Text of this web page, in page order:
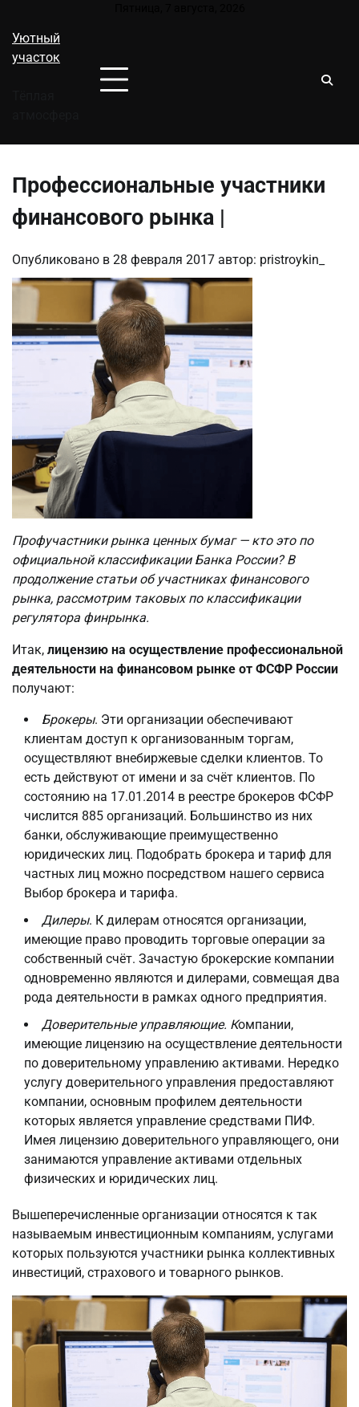
содержимому
Уютный
участок
Профессиональные участники
финансового рынка |
Опубликовано в 28 февраля 2017 автор: pristroykin_
Профучастники рынка ценных бумаг — кто это по
официальной классификации Банка России? В
продолжение статьи об участниках финансового
рынка, рассмотрим таковых по классификации
регулятора финрынка.
Итак, лицензию на осуществление профессиональной
деятельности на финансовом рынке от ФСФР России
получают:
Брокеры. Эти организации обеспечивают
клиентам доступ к организованным торгам,
осуществляют внебиржевые сделки клиентов. То
есть действуют от имени и за счёт клиентов. По
состоянию на 17.01.2014 в реестре брокеров ФСФР
числится 885 организаций. Большинство из них
банки, обслуживающие преимущественно
юридических лиц. Подобрать брокера и тариф для
частных лиц можно посредством нашего сервиса
Выбор брокера и тарифа.
Дилеры. К дилерам относятся организации,
имеющие право проводить торговые операции за
собственный счёт. Зачастую брокерские компании
одновременно являются и дилерами, совмещая два
рода деятельности в рамках одного предприятия.
Доверительные управляющие. Компании,
имеющие лицензию на осуществление деятельности
по доверительному управлению активами. Нередко
услугу доверительного управления предоставляют
компании, основным профилем деятельности
которых является управление средствами ПИФ.
Имея лицензию доверительного управляющего, они
занимаются управление активами отдельных
физических и юридических лиц.
Вышеперечисленные организации относятся к так
называемым инвестиционным компаниям, услугами
которых пользуются участники рынка коллективных
инвестиций, страхового и товарного рынков.